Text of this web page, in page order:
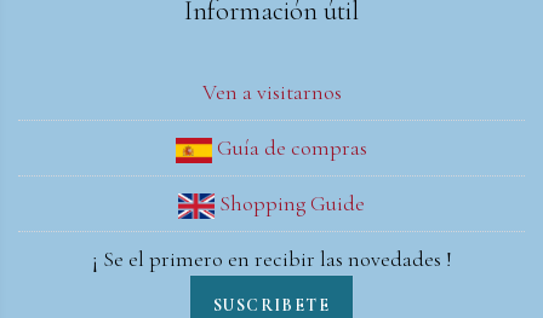
Información útil
Ven a visitarnos
Guía de compras
Shopping Guide
¡ Se el primero en recibir las novedades !
SUSCRIBETE